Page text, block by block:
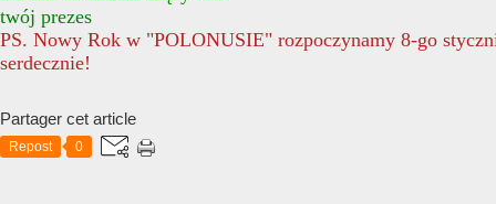
twój prezes
PS. Nowy Rok w "POLONUSIE" rozpoczynamy 8-go
serdecznie!
Partager cet article
Repost 0